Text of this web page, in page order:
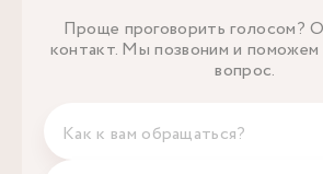
Проще проговорить голосом?
контакт. Мы позвоним и
вопрос.